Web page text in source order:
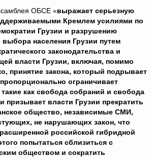
ОБСЕ «выражает серьезную
Кремлем усилиями по
Грузии и разрушению
выбора населения Грузии путем
законодательства и
власти Грузии, включая, помимо
принятие закона, который подрывает
ограничивает
как свобода собраний и свобода
призывает власти Грузии прекратить
общество, независимые СМИ,
не нарушающих закон, что
российской гибридной
попытаться сблизиться с
обществом и сократить